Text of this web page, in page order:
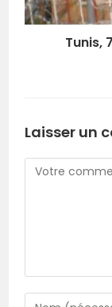
Tunis,
Laisser un